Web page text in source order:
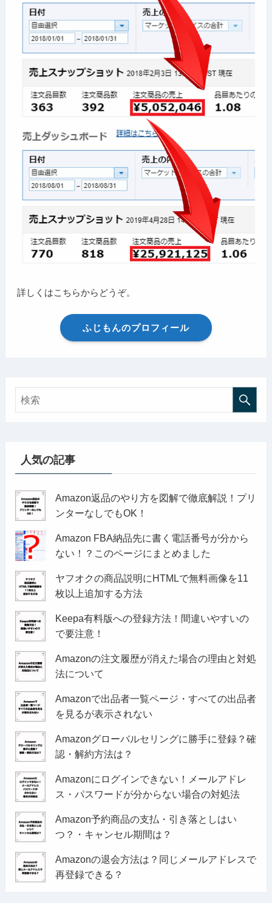
詳しくはこちらからどうぞ。
ふじもんのプロフィール
人気の記事
Amazon返品のやり方を図解で徹底解説！プリ
ンターなしでもOK！
Amazon FBA納品先に書く電話番号が分から
ない！？このページにまとめました
ヤフオクの商品説明にHTMLで無料画像を11
枚以上追加する方法
Keepa有料版への登録方法！間違いやすいの
で要注意！
Amazonの注文履歴が消えた場合の理由と対処
法について
Amazonで出品者一覧ページ・すべての出品者
を見るが表示されない
Amazonグローバルセリングに勝手に登録？確
認・解約方法は？
Amazonにログインできない！メールアドレ
ス・パスワードが分からない場合の対処法
Amazon予約商品の支払・引き落としはい
つ？・キャンセル期間は？
Amazonの退会方法は？同じメールアドレスで
再登録できる？